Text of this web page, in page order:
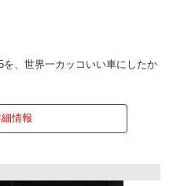
を、世界一カッコいい車にしたか
情報